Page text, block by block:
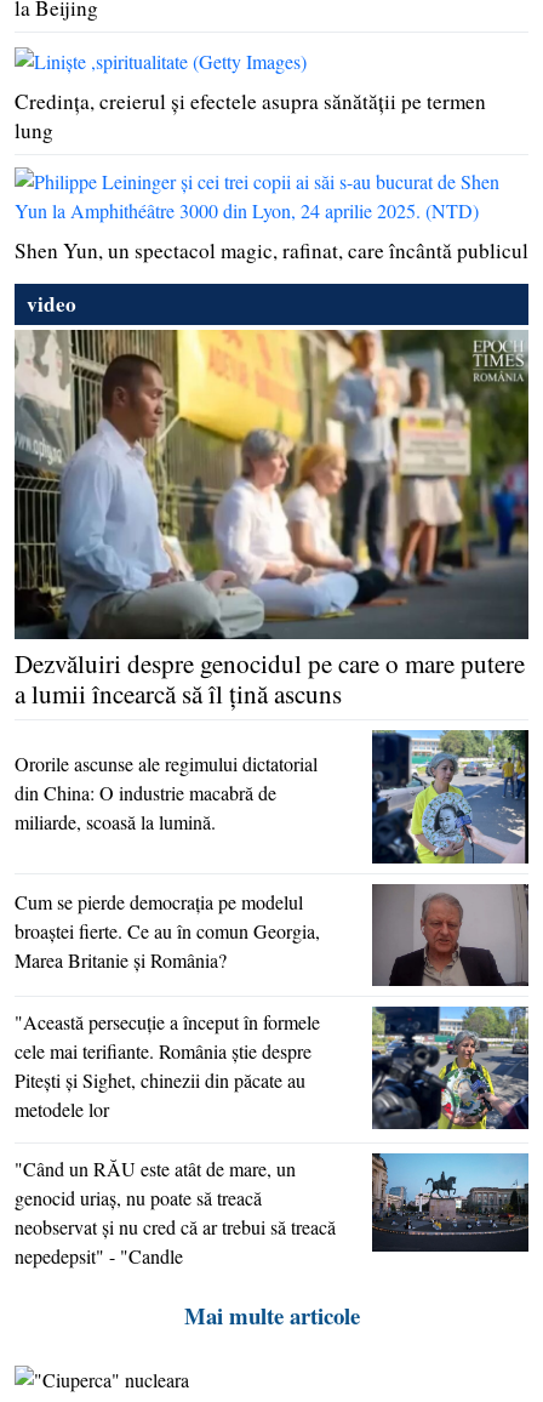
la Beijing
Credinţa, creierul şi efectele asupra sănătăţii pe termen
lung
Shen Yun, un spectacol magic, rafinat, care încântă publicul
video
Dezvăluiri despre genocidul pe care o mare putere
a lumii încearcă să îl ţină ascuns
Ororile ascunse ale regimului dictatorial
din China: O industrie macabră de
miliarde, scoasă la lumină.
Cum se pierde democraţia pe modelul
broaştei fierte. Ce au în comun Georgia,
Marea Britanie şi România?
"Această persecuţie a început în formele
cele mai terifiante. România ştie despre
Piteşti şi Sighet, chinezii din păcate au
metodele lor
"Când un RĂU este atât de mare, un
genocid uriaş, nu poate să treacă
neobservat şi nu cred că ar trebui să treacă
nepedepsit" - "Candle
Mai multe articole